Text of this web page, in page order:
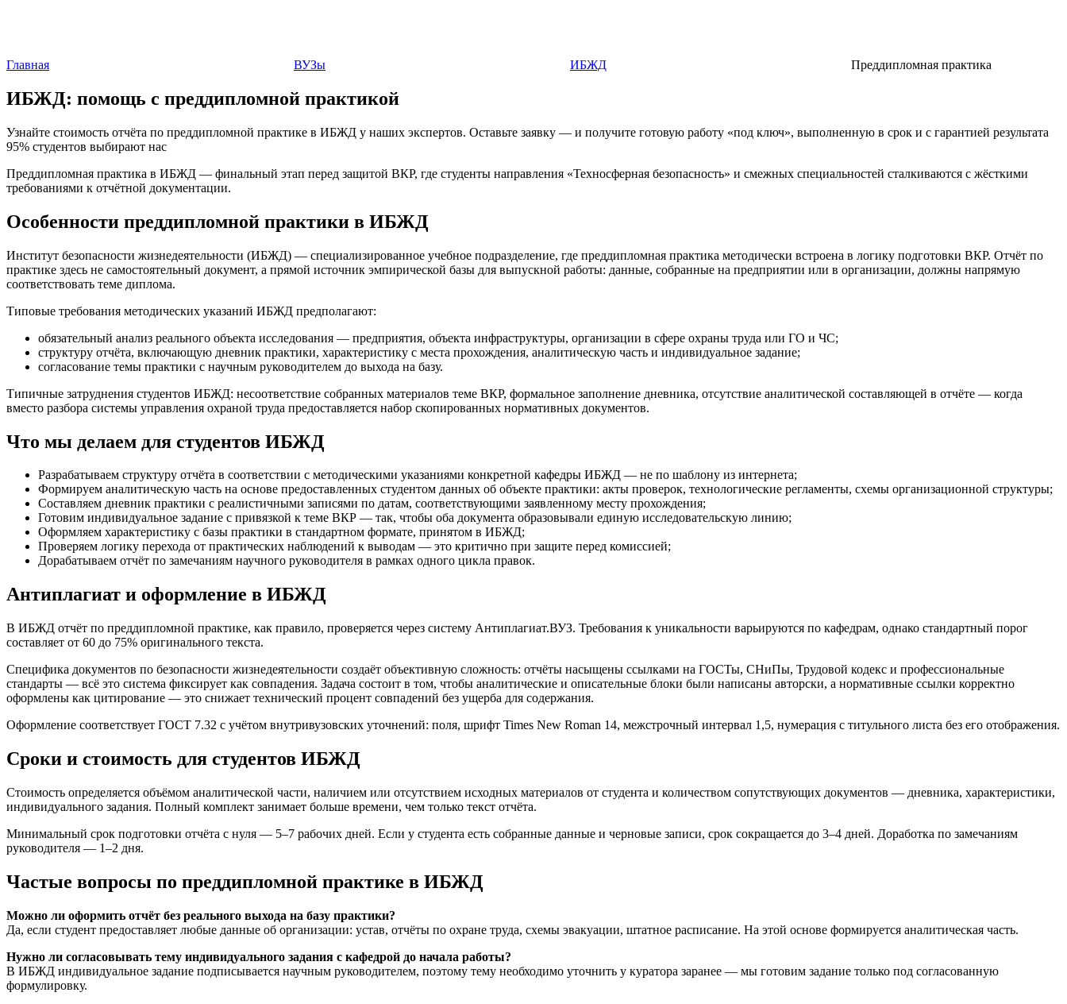
Главная ВУЗы ИБЖД Преддипломная практика
ИБЖД: помощь с преддипломной практикой
Узнайте стоимость отчёта по преддипломной практике в ИБЖД у наших экспертов. Оставьте заявку — и получите готовую работу «под ключ», выполненную в срок и с гарантией результата
95% студентов выбирают нас
Преддипломная практика в ИБЖД — финальный этап перед защитой ВКР, где студенты направления «Техносферная безопасность» и смежных специальностей сталкиваются с жёсткими
требованиями к отчётной документации.
Особенности преддипломной практики в ИБЖД
Институт безопасности жизнедеятельности (ИБЖД) — специализированное учебное подразделение, где преддипломная практика методически встроена в логику подготовки ВКР. Отчёт по
практике здесь не самостоятельный документ, а прямой источник эмпирической базы для выпускной работы: данные, собранные на предприятии или в организации, должны напрямую
соответствовать теме диплома.
Типовые требования методических указаний ИБЖД предполагают:
обязательный анализ реального объекта исследования — предприятия, объекта инфраструктуры, организации в сфере охраны труда или ГО и ЧС;
структуру отчёта, включающую дневник практики, характеристику с места прохождения, аналитическую часть и индивидуальное задание;
согласование темы практики с научным руководителем до выхода на базу.
Типичные затруднения студентов ИБЖД: несоответствие собранных материалов теме ВКР, формальное заполнение дневника, отсутствие аналитической составляющей в отчёте — когда
вместо разбора системы управления охраной труда предоставляется набор скопированных нормативных документов.
Что мы делаем для студентов ИБЖД
Разрабатываем структуру отчёта в соответствии с методическими указаниями конкретной кафедры ИБЖД — не по шаблону из интернета;
Формируем аналитическую часть на основе предоставленных студентом данных об объекте практики: акты проверок, технологические регламенты, схемы организационной структуры;
Составляем дневник практики с реалистичными записями по датам, соответствующими заявленному месту прохождения;
Готовим индивидуальное задание с привязкой к теме ВКР — так, чтобы оба документа образовывали единую исследовательскую линию;
Оформляем характеристику с базы практики в стандартном формате, принятом в ИБЖД;
Проверяем логику перехода от практических наблюдений к выводам — это критично при защите перед комиссией;
Дорабатываем отчёт по замечаниям научного руководителя в рамках одного цикла правок.
Антиплагиат и оформление в ИБЖД
В ИБЖД отчёт по преддипломной практике, как правило, проверяется через систему Антиплагиат.ВУЗ. Требования к уникальности варьируются по кафедрам, однако стандартный порог
составляет от 60 до 75% оригинального текста.
Специфика документов по безопасности жизнедеятельности создаёт объективную сложность: отчёты насыщены ссылками на ГОСТы, СНиПы, Трудовой кодекс и профессиональные
стандарты — всё это система фиксирует как совпадения. Задача состоит в том, чтобы аналитические и описательные блоки были написаны авторски, а нормативные ссылки корректно
оформлены как цитирование — это снижает технический процент совпадений без ущерба для содержания.
Оформление соответствует ГОСТ 7.32 с учётом внутривузовских уточнений: поля, шрифт Times New Roman 14, межстрочный интервал 1,5, нумерация с титульного листа без его отображения.
Сроки и стоимость для студентов ИБЖД
Стоимость определяется объёмом аналитической части, наличием или отсутствием исходных материалов от студента и количеством сопутствующих документов — дневника, характеристики,
индивидуального задания. Полный комплект занимает больше времени, чем только текст отчёта.
Минимальный срок подготовки отчёта с нуля — 5–7 рабочих дней. Если у студента есть собранные данные и черновые записи, срок сокращается до 3–4 дней. Доработка по замечаниям
руководителя — 1–2 дня.
Частые вопросы по преддипломной практике в ИБЖД
Можно ли оформить отчёт без реального выхода на базу практики?
Да, если студент предоставляет любые данные об организации: устав, отчёты по охране труда, схемы эвакуации, штатное расписание. На этой основе формируется аналитическая часть.
Нужно ли согласовывать тему индивидуального задания с кафедрой до начала работы?
В ИБЖД индивидуальное задание подписывается научным руководителем, поэтому тему необходимо уточнить у куратора заранее — мы готовим задание только под согласованную
формулировку.